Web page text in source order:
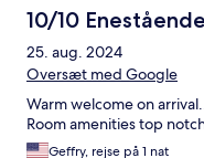
10/10 Enestående
25. aug. 2024
Oversæt med Google
Warm welcome on
Room amenities top
Geffry, rejse på 1 nat